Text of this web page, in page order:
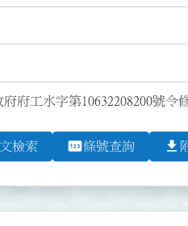
府工水字第10632208200號
檢索 pin條號查詢 file_download